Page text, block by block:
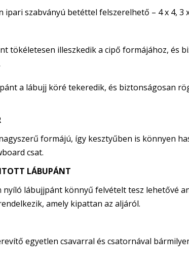
ipari szabványú betéttel felszerelhető – 4 x 4, 3
tökéletesen illeszkedik a cipő formájához, és
a lábujj köré tekeredik, és biztonságosan
formájú, így kesztyűben is könnyen
csat.
LÁBUPÁNT
nyíló lábujjpánt könnyű felvételt tesz lehetővé
amely kipattan az aljáról.
egyetlen csavarral és csatornával